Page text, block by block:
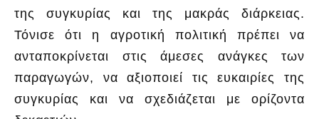
της συγκυρίας και της μακράς διάρκειας.
Τόνισε ότι η αγροτική πολιτική πρέπει να
ανταποκρίνεται στις άμεσες ανάγκες των
παραγωγών, να αξιοποιεί τις ευκαιρίες της
συγκυρίας και να σχεδιάζεται με ορίζοντα